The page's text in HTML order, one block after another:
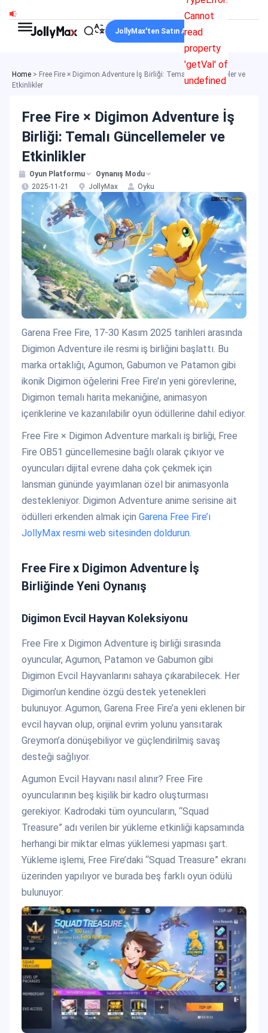
atla
Cannot
read
property
'getVal' of
undefined
JollyMax'ten Satın Alın
Home > Free Fire × Digimon Adventure İş Birliği: Temalı Güncellemeler ve
Etkinlikler
Free Fire × Digimon Adventure İş
Birliği: Temalı Güncellemeler ve
Etkinlikler
Oyun Platformu
Oynanış Modu
2025-11-21
JollyMax Oyku
Garena Free Fire, 17-30 Kasım 2025 tarihleri arasında
Digimon Adventure ile resmi iş birliğini başlattı. Bu
marka ortaklığı, Agumon, Gabumon ve Patamon gibi
ikonik Digimon öğelerini Free Fire’ın yeni görevlerine,
Digimon temalı harita mekaniğine, animasyon
içeriklerine ve kazanılabilir oyun ödüllerine dahil ediyor.
Free Fire × Digimon Adventure markalı iş birliği, Free
Fire OB51 güncellemesine bağlı olarak çıkıyor ve
oyuncuları dijital evrene daha çok çekmek için
lansman gününde yayımlanan özel bir animasyonla
destekleniyor. Digimon Adventure anime serisine ait
ödülleri erkenden almak için Garena Free Fire’ı
JollyMax resmi web sitesinden doldurun.
Free Fire x Digimon Adventure İş
Birliğinde Yeni Oynanış
Digimon Evcil Hayvan Koleksiyonu
Free Fire x Digimon Adventure iş birliği sırasında
oyuncular, Agumon, Patamon ve Gabumon gibi
Digimon Evcil Hayvanlarını sahaya çıkarabilecek. Her
Digimon’un kendine özgü destek yetenekleri
bulunuyor. Agumon, Garena Free Fire’a yeni eklenen bir
evcil hayvan olup, orijinal evrim yolunu yansıtarak
Greymon’a dönüşebiliyor ve güçlendirilmiş savaş
desteği sağlıyor.
Agumon Evcil Hayvanı nasıl alınır? Free Fire
oyuncularının beş kişilik bir kadro oluşturması
gerekiyor. Kadrodaki tüm oyuncuların, “Squad
Treasure” adı verilen bir yükleme etkinliği kapsamında
herhangi bir miktar elmas yüklemesi yapması şart.
Yükleme işlemi, Free Fire’daki “Squad Treasure” ekranı
üzerinden yapılıyor ve burada beş farklı oyun ödülü
bulunuyor: